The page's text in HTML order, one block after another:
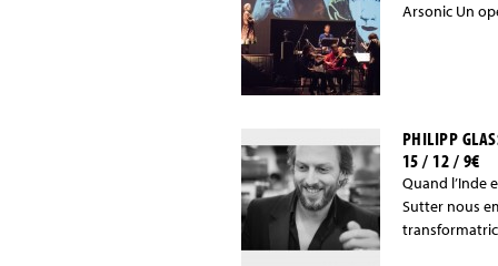
Arsonic Un
PHILIPP
15 / 12 / 9€
Quand l’Inde
Sutter nous